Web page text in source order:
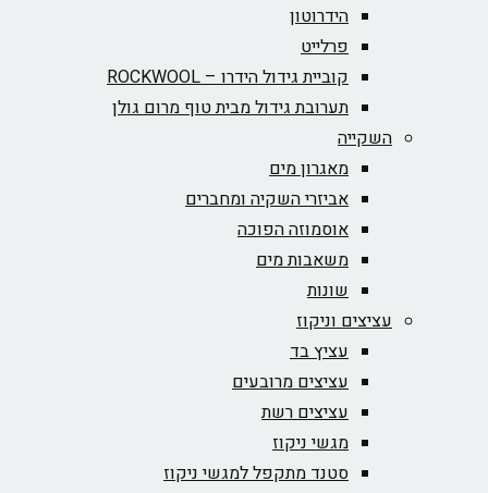
הידרוטון
פרלייט
קוביית גידול הידרו – ROCKWOOL‏
תערובת גידול מבית טוף מרום גולן
השקייה
מאגרון מים
אביזרי השקיה ומחברים
אוסמוזה הפוכה
משאבות מים
שונות
עציצים וניקוז
עציץ בד
עציצים מרובעים
עציצים רשת
מגשי ניקוז
סטנד מתקפל למגשי ניקוז